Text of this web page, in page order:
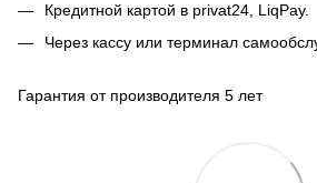
Кредитной картой в privat24, LiqPay.
Через кассу или терминал
Гарантия от производителя 5 лет